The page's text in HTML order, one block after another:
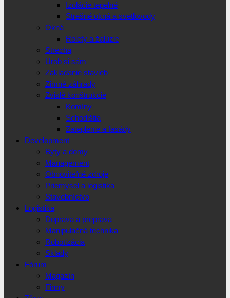
Izolácie tepelné
Strešné okná a svetlovody
Okná
Rolety a žalúzie
Strecha
Urob si sám
Zakladanie stavieb
Zimné záhrady
Zvislé konštrukcie
Komíny
Schodištia
Zateplenie a fasády
Development
Byty a domy
Management
Obnoviteľné zdroje
Priemysel a logistika
Stavebníctvo
Logistika
Doprava a preprava
Manipulačná technika
Robotizácia
Sklady
Fórum
Magazín
Firmy